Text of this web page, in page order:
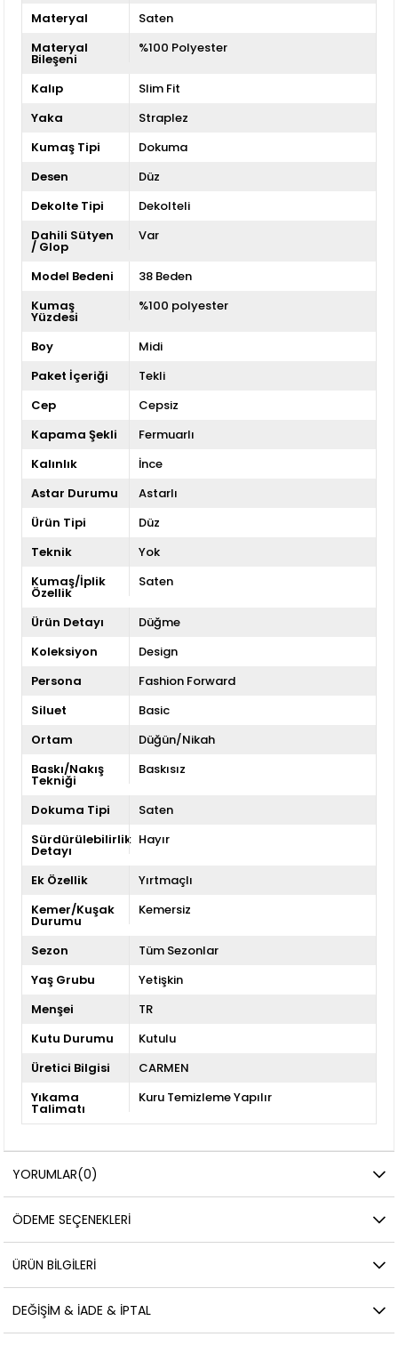
Materyal
Saten
Materyal
Bileşeni
%100 Polyester
Kalıp
Slim Fit
Yaka
Straplez
Kumaş Tipi
Dokuma
Desen
Düz
Dekolte Tipi
Dekolteli
Dahili Sütyen
/ Glop
Var
Model Bedeni
38 Beden
Kumaş
Yüzdesi
%100 polyester
Boy
Midi
Paket İçeriği
Tekli
Cep
Cepsiz
Kapama Şekli
Fermuarlı
Kalınlık
İnce
Astar Durumu
Astarlı
Ürün Tipi
Düz
Teknik
Yok
Kumaş/İplik
Özellik
Saten
Ürün Detayı
Düğme
Koleksiyon
Design
Persona
Fashion Forward
Siluet
Basic
Ortam
Düğün/Nikah
Baskı/Nakış
Tekniği
Baskısız
Dokuma Tipi
Saten
Sürdürülebilirlik
Detayı
Hayır
Ek Özellik
Yırtmaçlı
Kemer/Kuşak
Durumu
Kemersiz
Sezon
Tüm Sezonlar
Yaş Grubu
Yetişkin
Menşei
TR
Kutu Durumu
Kutulu
Üretici Bilgisi
CARMEN
Yıkama
Talimatı
Kuru Temizleme Yapılır
YORUMLAR(0)
ÖDEME SEÇENEKLERI
ÜRÜN BILGILERI
DEĞIŞIM & İADE & İPTAL